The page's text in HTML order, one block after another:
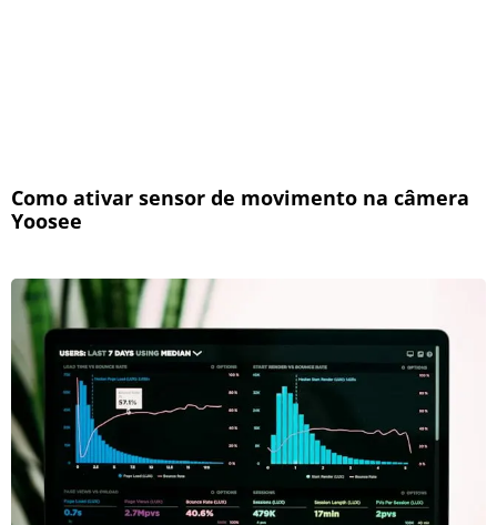
Como ativar sensor de movimento na câmera
Yoosee